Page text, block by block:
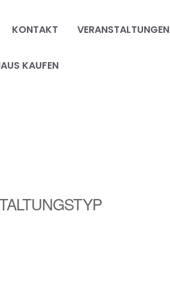
KONTAKT VERANSTALTUNGEN
KAUFEN